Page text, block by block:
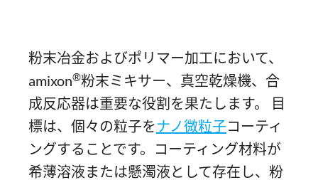
粉末冶金およびポリマー加工において、
amixon®粉末ミキサー、真空乾燥機、合
成反応器は重要な役割を果たします。 目
標は、個々の粒子をナノ微粒子コーティ
ングすることです。コーティング材料が
希薄溶液または懸濁液として存在し、粉